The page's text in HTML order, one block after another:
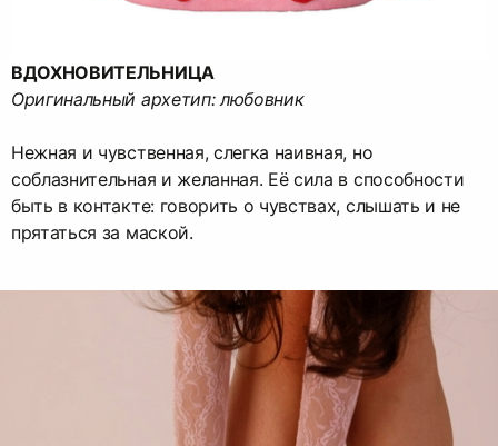
ВДОХНОВИТЕЛЬНИЦА
Оригинальный архетип: любовник
Нежная и чувственная, слегка наивная, но
соблазнительная и желанная. Её сила в способности
быть в контакте: говорить о чувствах, слышать и не
прятаться за маской.